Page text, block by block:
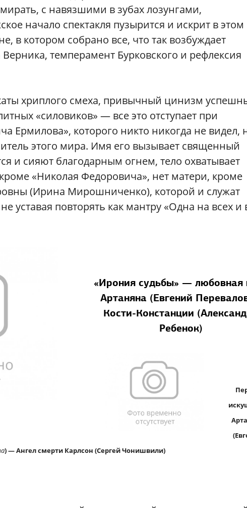
с навязшими в зубах лозунгами,
начало спектакля пузырится и искрит в этом
в котором собрано все, что так возбуждает
темперамент Бурковского и рефлексия
хриплого смеха, привычный цинизм
«силовиков» — все это отступает при
Ермилова», которого никто никогда не видел,
этого мира. Имя его вызывает священный
и сияют благодарным огнем, тело охватывает
«Николая Федоровича», нет матери, кроме
(Ирина Мирошниченко), которой и служат
уставая повторять как мантру «Одна на всех и
«Ирония судьбы» — любовная
Артаняна (Евгений
Кости-Констанции
Ребенок)
) — Ангел смерти Карлсон (Сергей Чонишвили)